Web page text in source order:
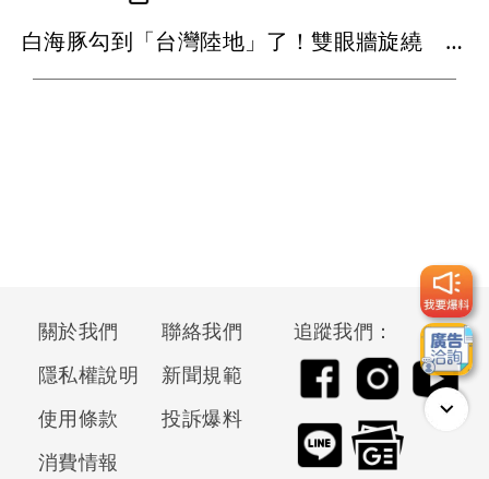
白海豚勾到「台灣陸地」了！雙眼牆旋繞 路徑擺盪
關於我們
聯絡我們
隱私權說明
新聞規範
使用條款
投訴爆料
消費情報
追蹤我們：